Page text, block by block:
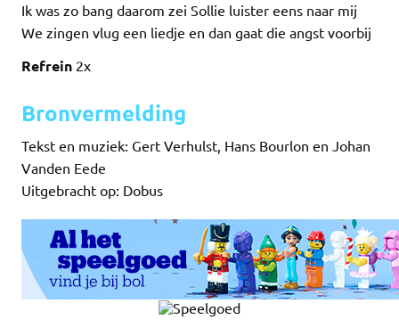
Ik was zo bang daarom zei Sollie luister eens naar mij
We zingen vlug een liedje en dan gaat die angst voorbij
Refrein 2x
Bronvermelding
Tekst en muziek: Gert Verhulst, Hans Bourlon en Johan
Vanden Eede
Uitgebracht op: Dobus